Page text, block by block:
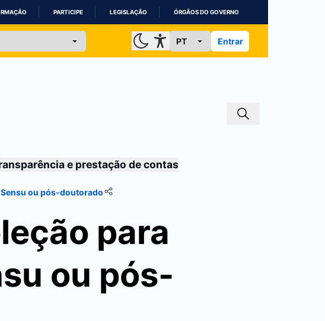
PARTICIPE LEGISLAÇÃO ÓRGÃOS DO GOVERNO
Entrar
e prestação de contas
ou pós-doutorado
para
ou pós-